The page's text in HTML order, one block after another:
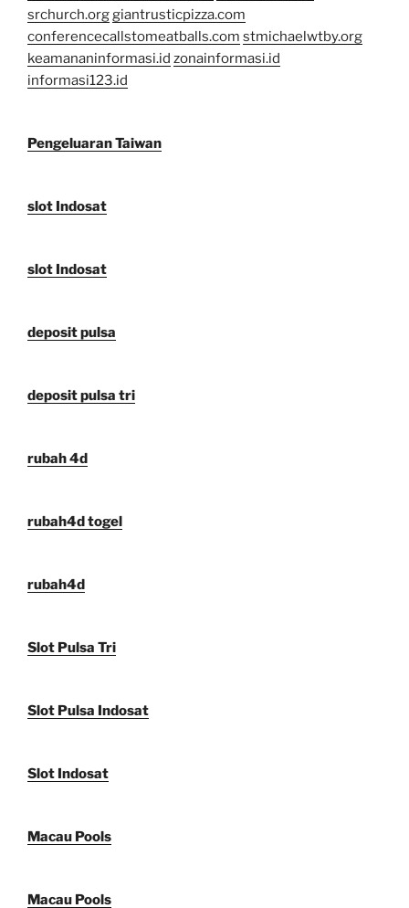
srchurch.orggiantrusticpizza.com
conferencecallstomeatballs.com stmichaelwtby.org
keamananinformasi.id zonainformasi.id
informasi123.id
Pengeluaran Taiwan
slot Indosat
slot Indosat
deposit pulsa
deposit pulsa tri
rubah 4d
rubah4d togel
rubah4d
Slot Pulsa Tri
Slot Pulsa Indosat
Slot Indosat
Macau Pools
Macau Pools